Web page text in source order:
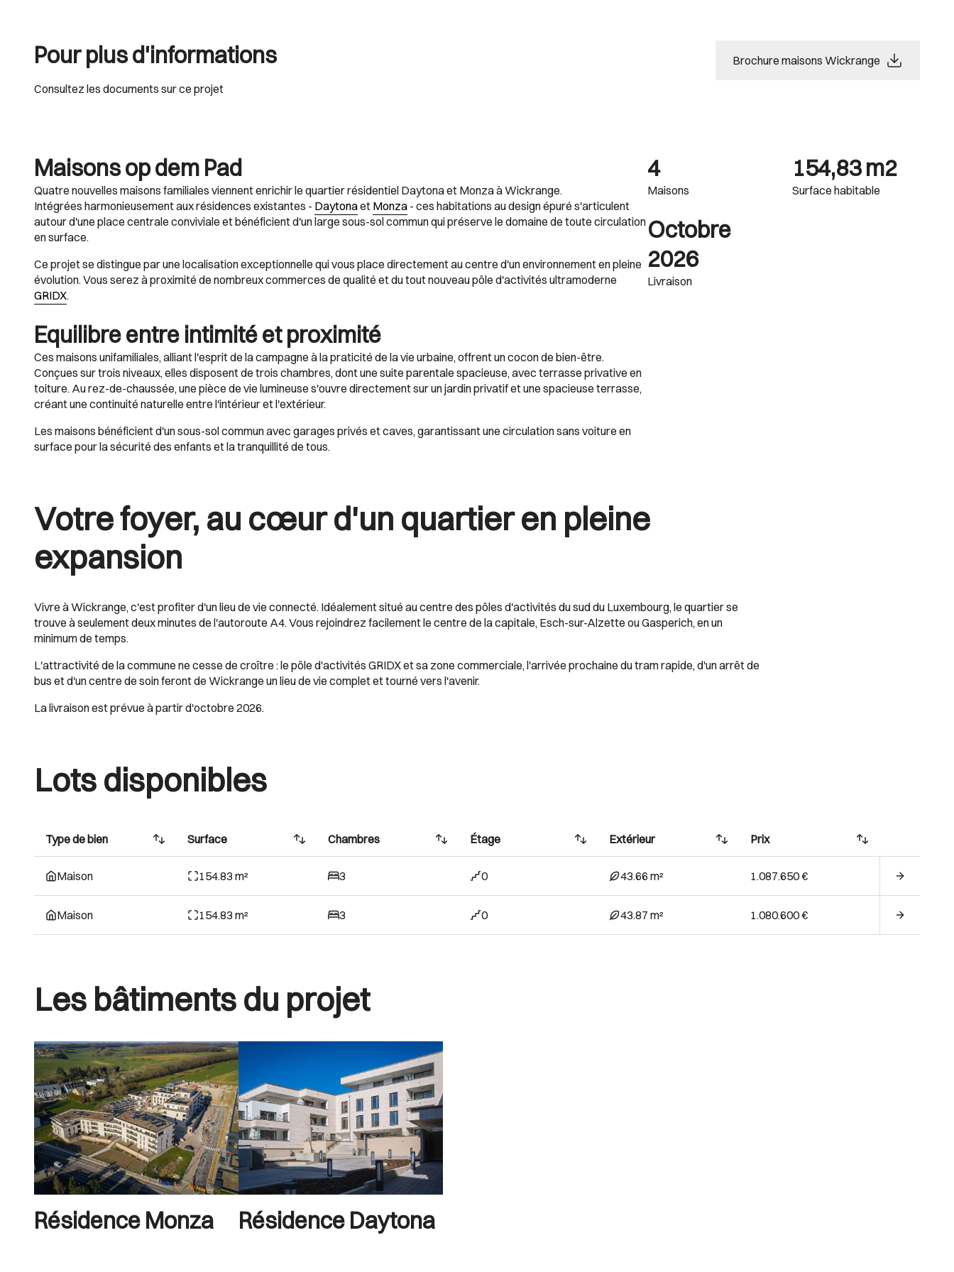
Pour plus d'informations
Consultez les documents sur ce projet
Brochure maisons Wickrange
Maisons op dem Pad
Quatre nouvelles maisons familiales viennent enrichir le quartier résidentiel Daytona et Monza à Wickrange.
Intégrées harmonieusement aux résidences existantes - Daytonaet Monza - ces habitations au design épuré s'articulent
autour d'une place centrale conviviale et bénéficient d'un large sous-sol commun qui préserve le domaine de toute circulation
en surface.
Ce projet se distingue par une localisation exceptionnelle qui vous place directement au centre d'un environnement en pleine
évolution. Vous serez à proximité de nombreux commerces de qualité et du tout nouveau pôle d'activités ultramoderne
GRIDX.
Equilibre entre intimité et proximité
Ces maisons unifamiliales, alliant l'esprit de la campagne à la praticité de la vie urbaine, offrent un cocon de bien-être.
Conçues sur trois niveaux, elles disposent de trois chambres, dont une suite parentale spacieuse, avec terrasse privative en
toiture. Au rez-de-chaussée, une pièce de vie lumineuse s'ouvre directement sur un jardin privatif et une spacieuse terrasse,
créant une continuité naturelle entre l'intérieur et l'extérieur.
Les maisons bénéficient d'un sous-sol commun avec garages privés et caves, garantissant une circulation sans voiture en
surface pour la sécurité des enfants et la tranquillité de tous.
4
Maisons
154,83 m2
Surface habitable
Octobre
2026
Livraison
Votre foyer, au cœur d'un quartier en pleine
expansion
Vivre à Wickrange, c'est profiter d'un lieu de vie connecté. Idéalement situé au centre des pôles d'activités du sud du Luxembourg, le quartier se
trouve à seulement deux minutes de l'autoroute A4. Vous rejoindrez facilement le centre de la capitale, Esch-sur-Alzette ou Gasperich, en un
minimum de temps.
L'attractivité de la commune ne cesse de croître : le pôle d'activités GRIDX et sa zone commerciale, l'arrivée prochaine du tram rapide, d'un arrêt de
bus et d'un centre de soin feront de Wickrange un lieu de vie complet et tourné vers l'avenir.
La livraison est prévue à partir d'octobre 2026.
Lots disponibles
Type de bien Surface Chambres Étage Extérieur Prix
Maison 154.83 m² 3 0 43.66 m² 1.087.650 €
Maison 154.83 m² 3 0 43.87 m² 1.080.600 €
Les bâtiments du projet
Résidence Monza Résidence Daytona